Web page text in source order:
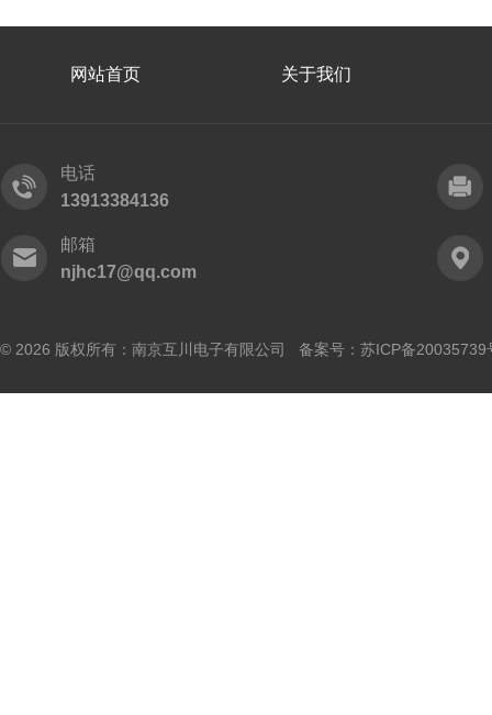
网站首页 关于我们
电话
13913384136
邮箱
njhc17@qq.com
© 2026 版权所有：南京互川电子有限公司 备案号： 苏ICP备20035739